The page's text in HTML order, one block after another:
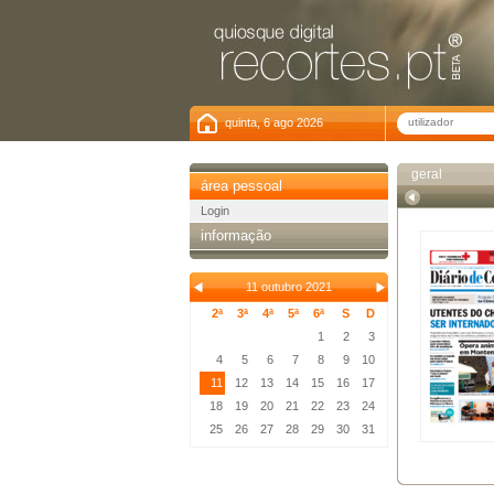
quinta, 6 ago 2026
área pessoal
Login
informação
11 outubro 2021
2ª
3ª 4ª 5ª 6ª S
D
1
2
3
4
5 6 7 8 9
10
11
12 13 14 15 16
17
18
19 20 21 22 23
24
25
26 27 28 29 30 31
geral